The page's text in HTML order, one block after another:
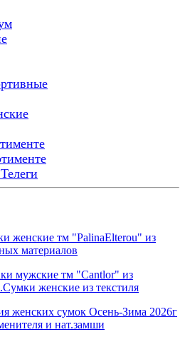
женские тм "PalinaElterou" из
материалов
мужские тм "Cantlor" из
женские из текстиля
женских сумок Осень-Зима 2026г
и нат.замши